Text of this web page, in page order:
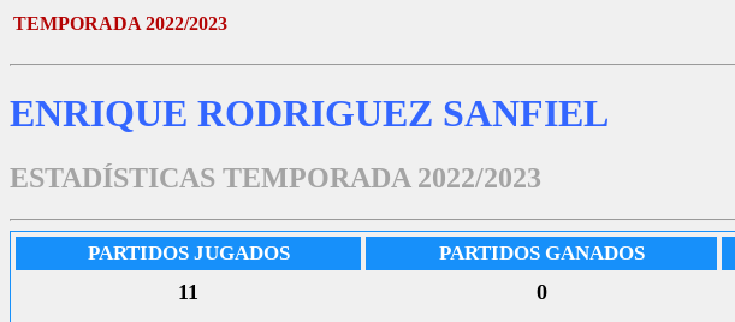
TEMPORADA 2022/2023
ENRIQUE RODRIGUEZ SANFIEL
ESTADÍSTICAS TEMPORADA 2022/2023
PARTIDOS JUGADOS PARTIDOS GANADOS
11 0